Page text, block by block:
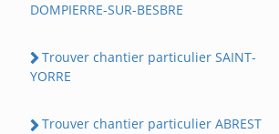
DOMPIERRE-SUR-BESBRE
Trouver chantier particulier SAINT-
YORRE
Trouver chantier particulier ABREST